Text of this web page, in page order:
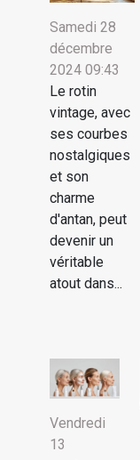
Samedi 28
décembre
2024 09:43
Le rotin
vintage, avec
ses courbes
nostalgiques
et son
charme
d'antan, peut
devenir un
véritable
atout dans...
Vendredi
13